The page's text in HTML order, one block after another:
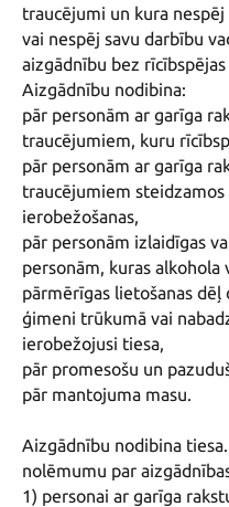
traucējumi un kura nespēj
vai nespēj savu darbību
aizgādnību bez
Aizgādnību nodibina:
pār personām ar garīga
traucējumiem, kuru
pār personām ar garīga
traucējumiem
ierobežošanas,
pār personām izlaidīgas
personām, kuras
pārmērīgas lietošanas dēļ
ģimeni trūkumā vai
ierobežojusi tiesa,
pār promesošu un
pār mantojuma masu.
Aizgādnību nodibina
nolēmumu par
1) personai ar garīga